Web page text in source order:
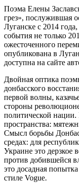
Поэма Елены
грез», послужившая
Луганске с 2014
события не только
ожесточенного
опубликована в
доступна на сайте
Двойная оптика
донбасского
первой волны,
стороны
политической нации.
пространства:
Смысл борьбы
средах: для
Украине это дерзкое
против добившейся
это досадная
стиле Vogue.